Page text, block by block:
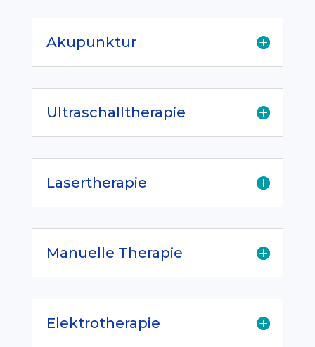
Akupunktur
Ultraschalltherapie
Lasertherapie
Manuelle Therapie
Elektrotherapie